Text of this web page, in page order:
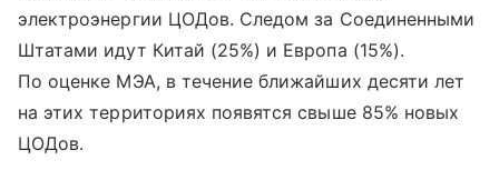
электроэнергии ЦОДов. Следом за Соединенными
Штатами идут Китай (25%) и Европа (15%).
По оценке МЭА, в течение ближайших десяти лет
на этих территориях появятся свыше 85% новых
ЦОДов.